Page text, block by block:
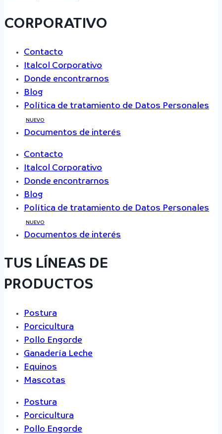
CORPORATIVO
Contacto
Italcol Corporativo
Donde encontrarnos
Blog
Política de tratamiento de Datos Personales
NUEVO
Documentos de interés
Contacto
Italcol Corporativo
Donde encontrarnos
Blog
Política de tratamiento de Datos Personales
NUEVO
Documentos de interés
TUS LÍNEAS DE
PRODUCTOS
Postura
Porcicultura
Pollo Engorde
Ganadería Leche
Equinos
Mascotas
Postura
Porcicultura
Pollo Engorde